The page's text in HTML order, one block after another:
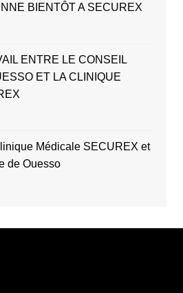
BIENTÔT A SECUREX
ENTRE LE CONSEIL
ET LA CLINIQUE
Médicale SECUREX et
de Ouesso